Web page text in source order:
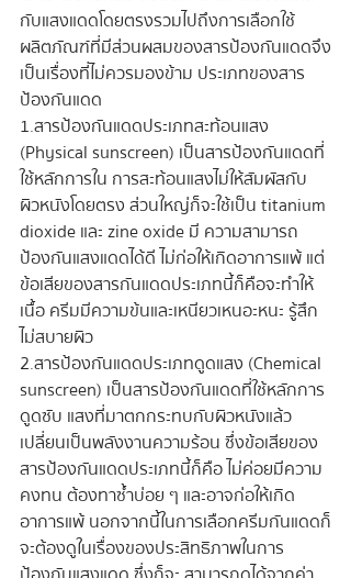
กับแสงแดดโดยตรงรวมไปถึงการเลือกใช้
ผลิตภัณฑ์ที่มีส่วนผสมของสารป้องกันแดดจึง
เป็นเรื่องที่ไม่ควรมองข้าม ประเภทของสาร
ป้องกันแดด
1.สารป้องกันแดดประเภทสะท้อนแสง
(Physical sunscreen) เป็นสารป้องกันแดดที่
ใช้หลักการใน การสะท้อนแสงไม่ให้สัมผัสกับ
ผิวหนังโดยตรง ส่วนใหญ่ก็จะใช้เป็น titanium
dioxide และ zine oxide มี ความสามารถ
ป้องกันแสงแดดได้ดี ไม่ก่อให้เกิดอาการแพ้ แต่
ข้อเสียของสารกันแดดประเภทนี้ก็คือจะทำให้
เนื้อ ครีมมีความข้นและเหนียวเหนอะหนะ รู้สึก
ไม่สบายผิว
2.สารป้องกันแดดประเภทดูดแสง (Chemical
sunscreen) เป็นสารป้องกันแดดที่ใช้หลักการ
ดูดซับ แสงที่มาตกกระทบกับผิวหนังแล้ว
เปลี่ยนเป็นพลังงานความร้อน ซึ่งข้อเสียของ
สารป้องกันแดดประเภทนี้ก็คือ ไม่ค่อยมีความ
คงทน ต้องทาซ้ำบ่อย ๆ และอาจก่อให้เกิด
อาการแพ้ นอกจากนี้ในการเลือกครีมกันแดดก็
จะต้องดูในเรื่องของประสิทธิภาพในการ